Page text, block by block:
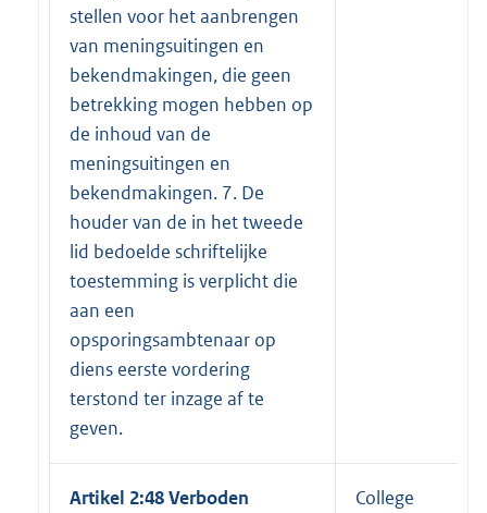
stellen voor het aanbrengen
van meningsuitingen en
bekendmakingen, die geen
betrekking mogen hebben op
de inhoud van de
meningsuitingen en
bekendmakingen. 7. De
houder van de in het tweede
lid bedoelde schriftelijke
toestemming is verplicht die
aan een
opsporingsambtenaar op
diens eerste vordering
terstond ter inzage af te
geven.
Artikel 2:48 Verboden
College